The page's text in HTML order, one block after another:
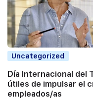
Uncategorized
Día Internacional del
útiles de impulsar el
empleados/as